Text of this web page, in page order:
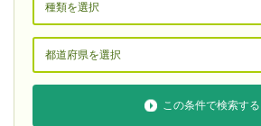
この条件で検索する